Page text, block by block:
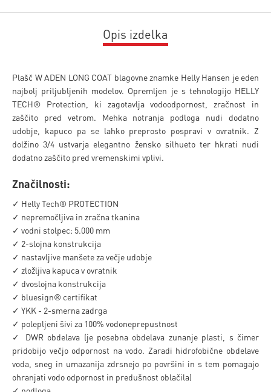
Opis izdelka
Plašč W ADEN LONG COAT blagovne znamke Helly Hansen je eden
najbolj priljubljenih modelov. Opremljen je s tehnologijo HELLY
TECH® Protection, ki zagotavlja vodoodpornost, zračnost in
zaščito pred vetrom. Mehka notranja podloga nudi dodatno
udobje, kapuco pa se lahko preprosto pospravi v ovratnik. Z
dolžino 3/4 ustvarja elegantno žensko silhueto ter hkrati nudi
dodatno zaščito pred vremenskimi vplivi.
Značilnosti:
✓ Helly Tech® PROTECTION
✓ nepremočljiva in zračna tkanina
✓ vodni stolpec: 5.000 mm
✓ 2-slojna konstrukcija
✓ nastavljive manšete za večje udobje
✓ zložljiva kapuca v ovratnik
✓ dvoslojna konstrukcija
✓ bluesign® certifikat
✓ YKK - 2-smerna zadrga
✓ polepljeni šivi za 100% vodoneprepustnost
✓ DWR obdelava (je posebna obdelava zunanje plasti, s čimer
pridobijo večjo odpornost na vodo. Zaradi hidrofobične obdelave
voda, sneg in umazanija zdrsnejo po površini in s tem pomagajo
ohranjati vodo odpornost in predušnost oblačila)